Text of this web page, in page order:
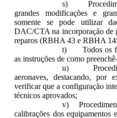
s)
grandes modificações e
somente se pode utilizar
DAC/CTA na incorporação de
reparos (RBHA 43 e RBHA
t) Todos os
as instruções de como
u)
aeronaves, destacando, por
verificar que a configuração
técnicos aprovados;
v)
calibrações dos equipamentos